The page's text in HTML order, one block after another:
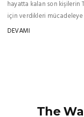
hayatta kalan son
için verdikleri mücadeleye
DEVAMI
The